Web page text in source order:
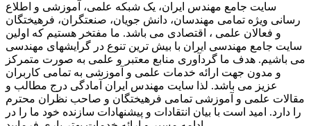
سایت جامع مهندس ایران، یک شبکه علمی، آموزشی و اطلاع
رسانی ویژه تمامی مهندسان، دانش جویان، صنعتگران، فرهیختگان
و فعالان علمی ، اقتصادی می باشد. ما مفتخر هستیم که اولین
سایت جامع مهندسی ایران با بیش ترین تنوع در گرایشهای مهندسی
می باشیم. هدف ما گردآوری منابع معتبر و علمی به صورت متمرکز
و مدون جهت ارائه خدمات علمی و آموزشی به تمامی کاربران
عزیز می باشد. لذا سایت مهندس ایران آمادگی درج مطالب و
مقالات علمی و آموزشی تمامی فرهیختگان و صاحب نظران محترم
را دارد. امید است با بیان انتقادات و پیشنهادات سازنده خود ما را در